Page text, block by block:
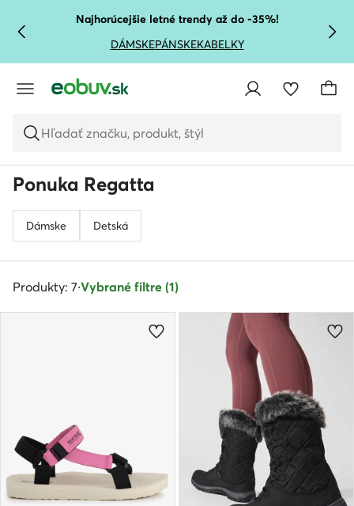
PREJSŤ NA HLAVNÝ OBSAH
PREJSŤ NA VYHĽADÁVANIE
Najhorúcejšie letné trendy až do -35%!
DÁMSKEPÁNSKEKABELKY
Hľadať značku, produkt, štýl
Ponuka Regatta
Dámske Detská
Produkty: 7·Vybrané filtre (1)